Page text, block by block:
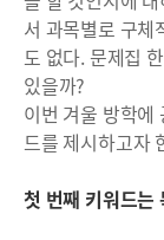
서 과목별로 구
도 없다. 문제집
있을까?
이번 겨울 방학에
드를 제시하고자
첫 번째 키워드는